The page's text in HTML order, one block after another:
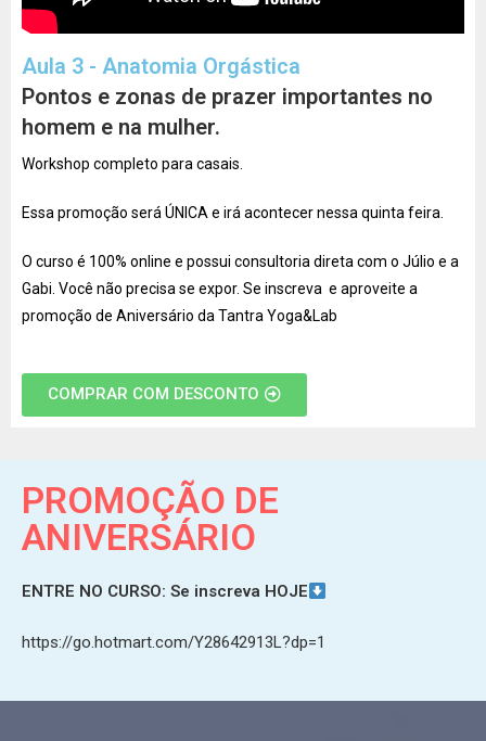
Aula 3 - Anatomia Orgástica
Pontos e zonas de prazer importantes no
homem e na mulher.
Workshop completo para casais.
Essa promoção será ÚNICA e irá acontecer nessa quinta feira.
O curso é 100% online e possui consultoria direta com o Júlio e a
Gabi. Você não precisa se expor. Se inscreva e aproveite a
promoção de Aniversário da Tantra Yoga&Lab
COMPRAR COM DESCONTO
PROMOÇÃO DE
ANIVERSÁRIO
ENTRE NO CURSO: Se inscreva HOJE
https://go.hotmart.com/Y28642913L?dp=1